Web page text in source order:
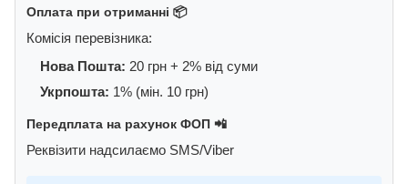
Оплата при отриманні 📦
Комісія перевізника:
Нова Пошта: 20 грн + 2% від суми
Укрпошта: 1% (мін. 10 грн)
Передплата на рахунок ФОП 📲
Реквізити надсилаємо SMS/Viber